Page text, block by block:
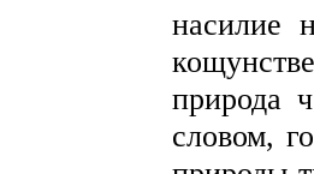
насилие
природа
словом,